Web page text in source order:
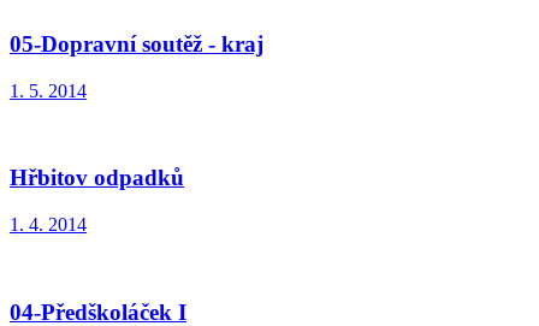
05-Dopravní soutěž - kraj
1. 5. 2014
Hřbitov odpadků
1. 4. 2014
04-Předškoláček I